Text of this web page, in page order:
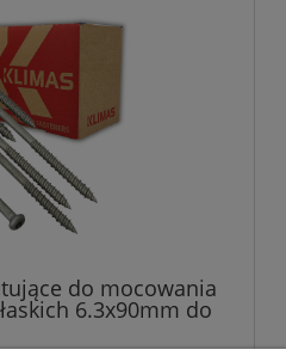
do mocowania
6.3x90mm do
i drewna